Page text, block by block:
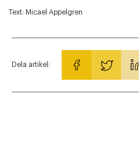
Text: Micael Appelgren
Dela artikel: